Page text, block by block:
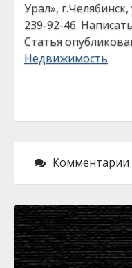
Урал»,
239-92-46.
Статья
Недвижимость
Комментарии